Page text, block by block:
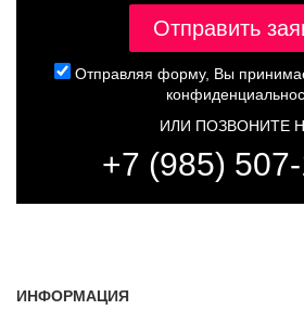
Отправляя форму, Вы
ИЛИ ПОЗВОНИТЕ
+7 (985)
ИНФОРМАЦИЯ